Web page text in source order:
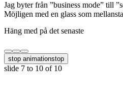
Jag byter från ”business mode” till
Möjligen med en glass som
Häng med på det senaste
stop animationstop
slide 7 to 10 of 10